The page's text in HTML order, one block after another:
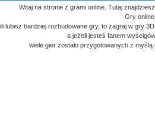
Witaj na stronie z grami online. Tutaj
Gry
lubisz bardziej rozbudowane gry, to zagraj w gry
a jeżeli jesteś fanem
wiele gier zostało przygotowanych z